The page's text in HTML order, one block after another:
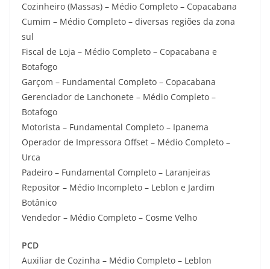
Cozinheiro (Massas) – Médio Completo – Copacabana
Cumim – Médio Completo – diversas regiões da zona
sul
Fiscal de Loja – Médio Completo – Copacabana e
Botafogo
Garçom – Fundamental Completo – Copacabana
Gerenciador de Lanchonete – Médio Completo –
Botafogo
Motorista – Fundamental Completo – Ipanema
Operador de Impressora Offset – Médio Completo –
Urca
Padeiro – Fundamental Completo – Laranjeiras
Repositor – Médio Incompleto – Leblon e Jardim
Botânico
Vendedor – Médio Completo – Cosme Velho
PCD
Auxiliar de Cozinha – Médio Completo – Leblon